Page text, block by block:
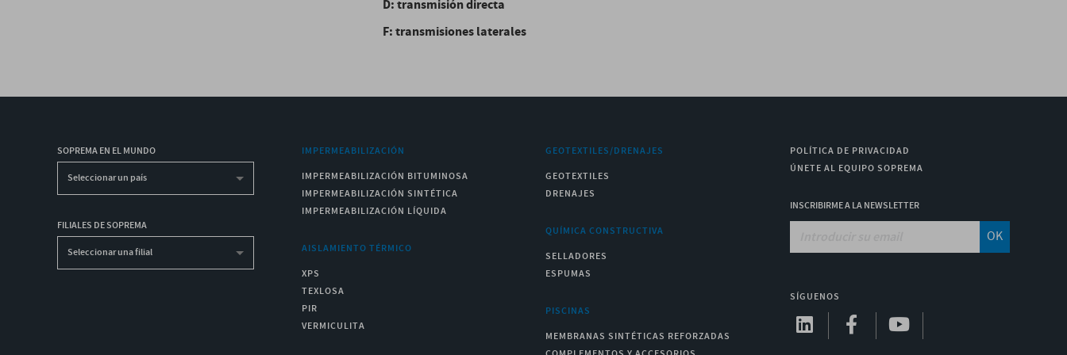
D: transmisión directa
F: transmisiones laterales
SOPREMA EN EL MUNDO
Seleccionar un país
FILIALES DE SOPREMA
Seleccionar una filial
IMPERMEABILIZACIÓN
IMPERMEABILIZACIÓN BITUMINOSA
IMPERMEABILIZACIÓN SINTÉTICA
IMPERMEABILIZACIÓN LÍQUIDA
AISLAMIENTO TÉRMICO
XPS
TEXLOSA
PIR
VERMICULITA
GEOTEXTILES/DRENAJES
GEOTEXTILES
DRENAJES
QUÍMICA CONSTRUCTIVA
SELLADORES
ESPUMAS
PISCINAS
MEMBRANAS SINTÉTICAS REFORZADAS
POLÍTICA DE PRIVACIDAD
ÚNETE AL EQUIPO SOPREMA
INSCRIBIRME A LA NEWSLETTER
OK
SÍGUENOS